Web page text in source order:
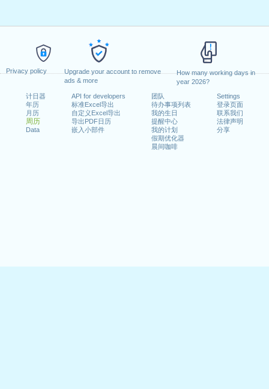
Privacy policy
Upgrade your account to remove
ads & more
How many working days in
year 2026?
计日器
年历
月历
周历
Data
API for developers
标准Excel导出
自定义Excel导出
导出PDF日历
嵌入小部件
团队
待办事项列表
我的生日
提醒中心
我的计划
假期优化器
晨间咖啡
Settings
登录页面
联系我们
法律声明
分享